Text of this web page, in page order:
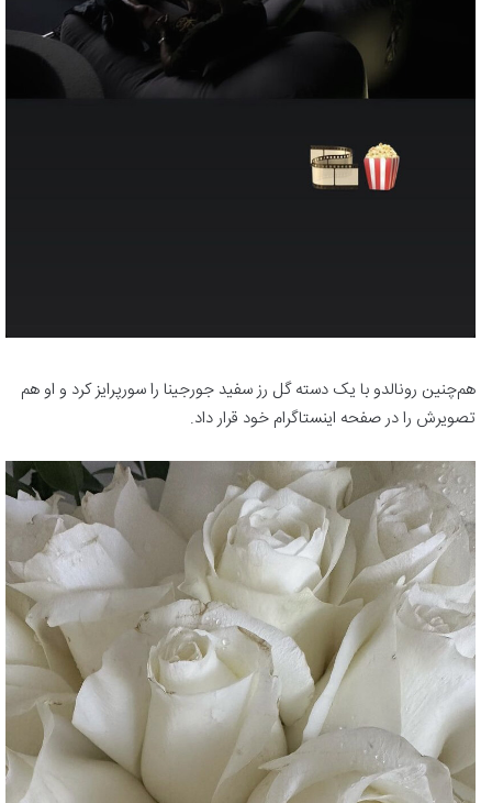
هم‌چنین رونالدو با یک دسته گل رز سفید جورجینا را سورپرایز کرد و او هم
تصویرش را در صفحه اینستاگرام خود قرار داد.